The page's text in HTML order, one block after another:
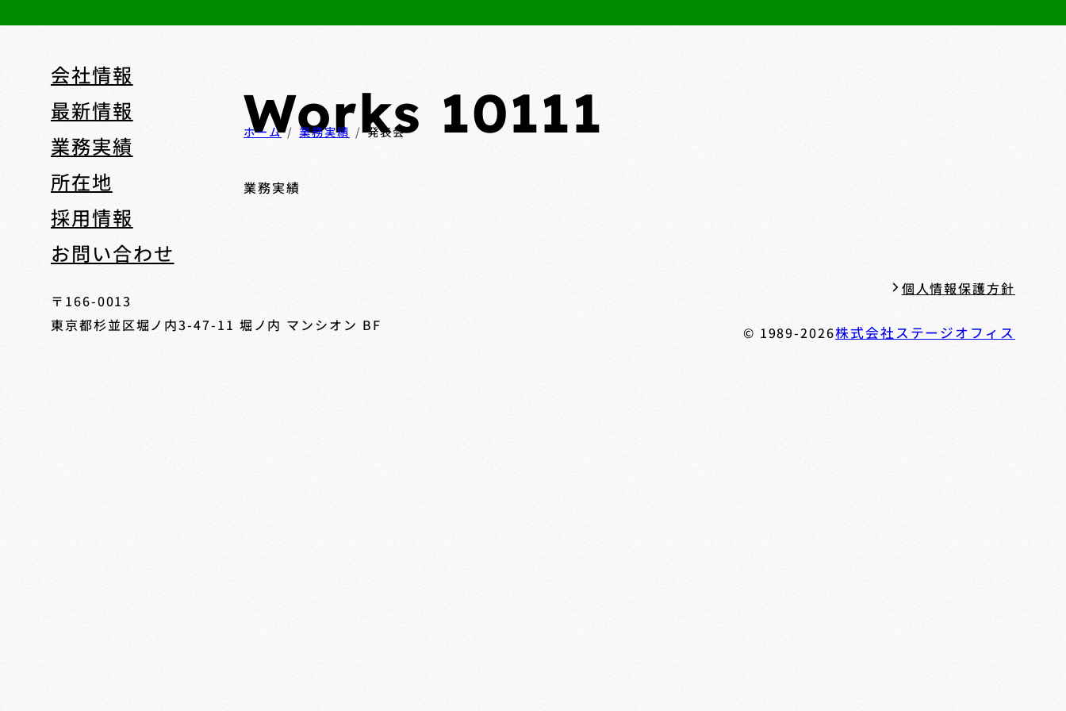
会社情報
最新情報
業務実績
所在地
採用情報
お問い合わせ
Works 10111
業務実績
ホーム 業務実績 発表会
〒166-0013
東京都杉並区堀ノ内3-47-11 堀ノ内 マンシオン BF
個人情報保護方針
© 1989-2026株式会社ステージオフィス